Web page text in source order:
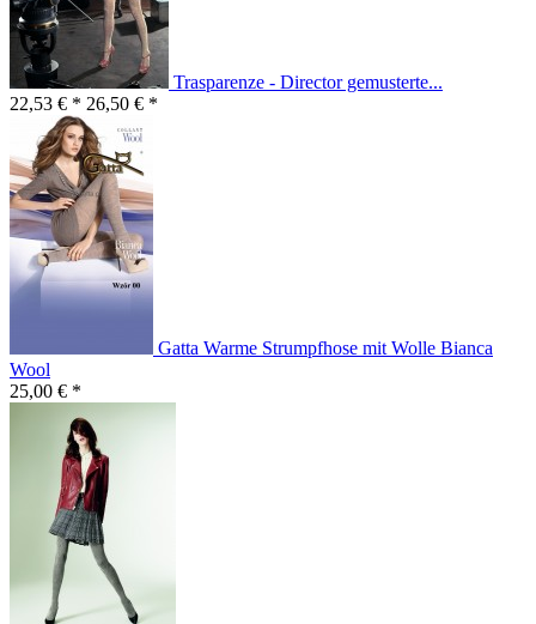
Trasparenze - Director gemusterte...
22,53 € * 26,50 € *
Gatta Warme Strumpfhose mit Wolle Bianca
Wool
25,00 € *